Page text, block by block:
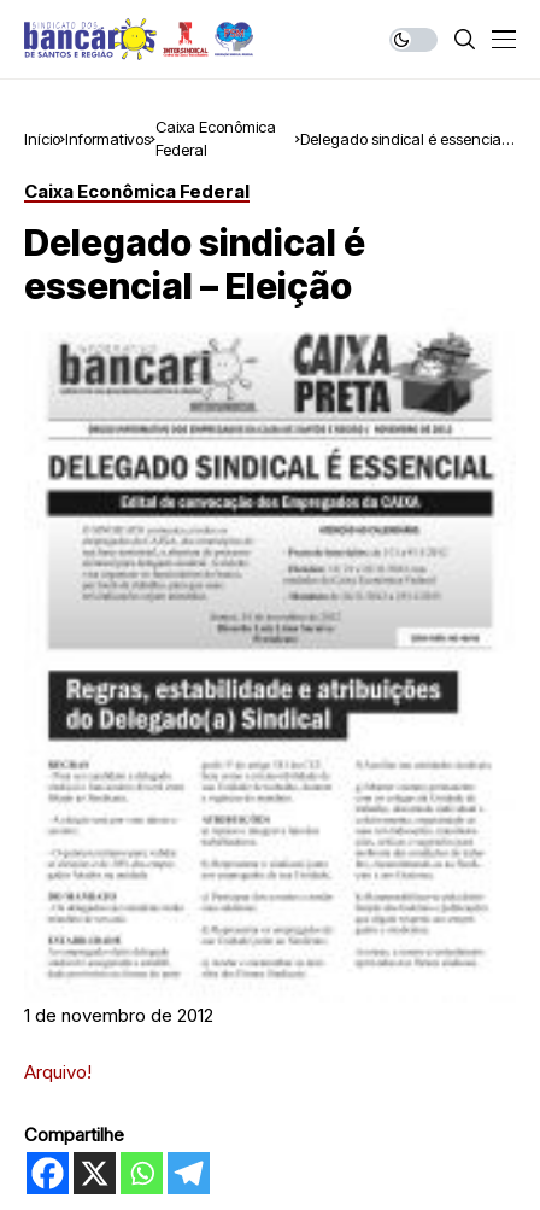
Início Informativos
Caixa Econômica
Federal
Delegado sindical é essencial
Caixa Econômica Federal
Delegado sindical é
essencial – Eleição
1 de novembro de 2012
Arquivo!
Compartilhe